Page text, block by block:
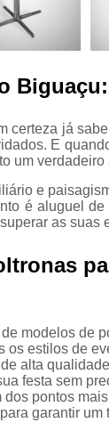
certeza já
E
um verdadeiro
e
é aluguel
as suas
modelos de
os estilos de
alta
festa sem
pontos
garantir